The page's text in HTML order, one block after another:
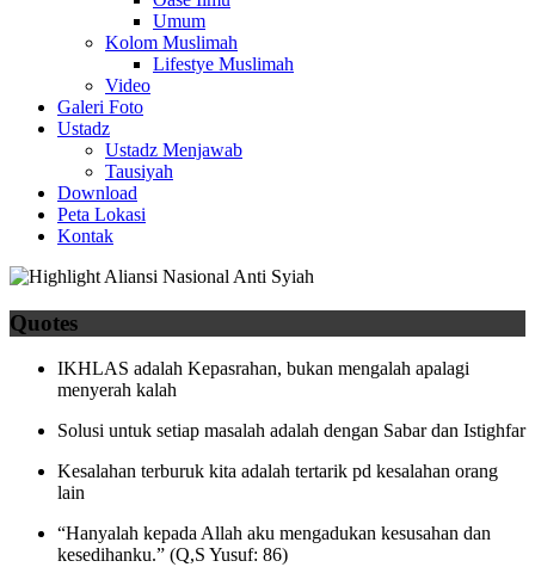
Umum
Kolom Muslimah
Lifestye Muslimah
Video
Galeri Foto
Ustadz
Ustadz Menjawab
Tausiyah
Download
Peta Lokasi
Kontak
Quotes
IKHLAS adalah Kepasrahan, bukan mengalah apalagi
menyerah kalah
Solusi untuk setiap masalah adalah dengan Sabar dan Istighfar
Kesalahan terburuk kita adalah tertarik pd kesalahan orang
lain
“Hanyalah kepada Allah aku mengadukan kesusahan dan
kesedihanku.” (Q,S Yusuf: 86)